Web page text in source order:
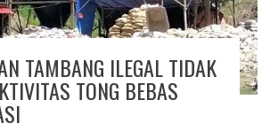
TAMBANG ILEGAL TIDAK
TONG BEBAS